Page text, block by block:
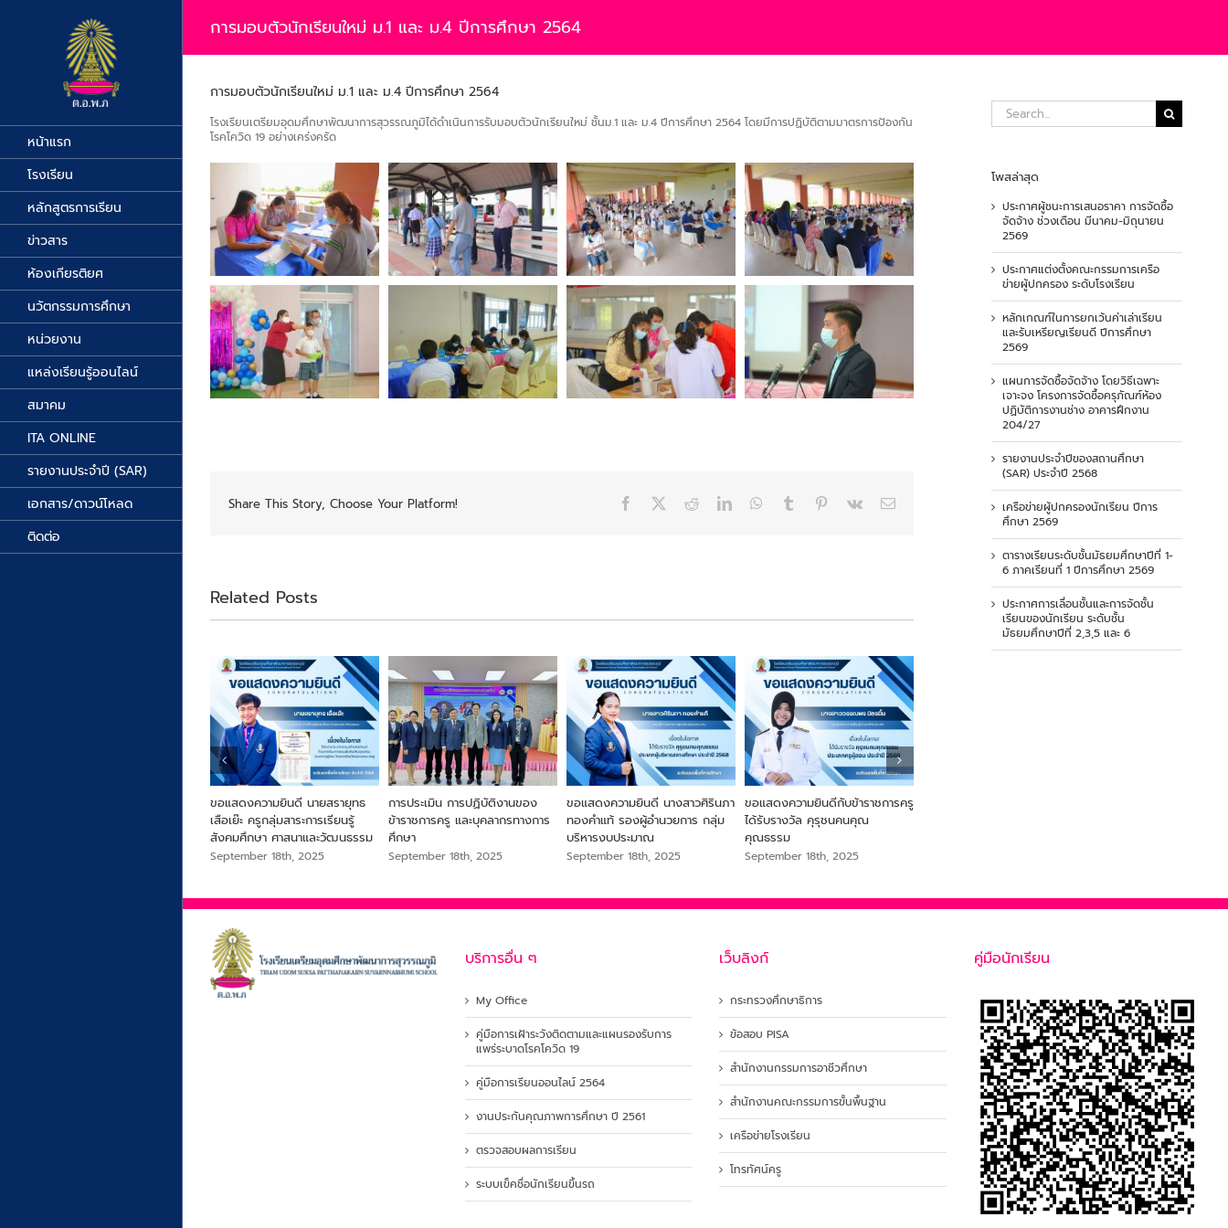
หน้าแรก
โรงเรียน
หลักสูตรการเรียน
ข่าวสาร
ห้องเกียรติยศ
นวัตกรรมการศึกษา
หน่วยงาน
แหล่งเรียนรู้ออนไลน์
สมาคม
ITA ONLINE
รายงานประจำปี (SAR)
เอกสาร/ดาวน์โหลด
ติดต่อ
การมอบตัวนักเรียนใหม่ ม.1 และ ม.4 ปีการศึกษา 2564
การมอบตัวนักเรียนใหม่ ม.1 และ ม.4 ปีการศึกษา 2564
โรงเรียนเตรียมอุดมศึกษาพัฒนาการสุวรรณภูมิได้ดำเนินการรับมอบตัวนักเรียนใหม่ ชั้นม.1 และ ม.4 ปีการศึกษา 2564 โดยมีการปฏิบัติตามมาตรการป้องกัน
โรคโควิด 19 อย่างเคร่งครัด
Share This Story, Choose Your Platform! Facebook RedditLinkedInWhatsApp
Tumblr Pinterest
Vk Email
Related Posts
ขอแสดงความยินดี นายสรายุทธ
เสือเย๊ะ ครูกลุ่มสาระการเรียนรู้
สังคมศึกษา ศาสนาและวัฒนธรรม
September 18th, 2025
การประเมิน การปฏิบัติงานของ
ข้าราชการครู และบุคลากรทางการ
ศึกษา
September 18th, 2025
ขอแสดงความยินดี นางสาวศิรินภา
ทองคำแท้ รองผู้อำนวยการ กลุ่ม
บริหารงบประมาณ
September 18th, 2025
ขอแสดงความยินดีกับข้าราชการครู
ได้รับรางวัล คุรุชนคนคุณ
คุณธรรม
September 18th, 2025
Search
for:
โพสล่าสุด
ประกาศผู้ชนะการเสนอราคา การจัดซื้อ
จัดจ้าง ช่วงเดือน มีนาคม-มิถุนายน
2569
ประกาศแต่งตั้งคณะกรรมการเครือ
ข่ายผู้ปกครอง ระดับโรงเรียน
หลักเกณฑ์ในการยกเว้นค่าเล่าเรียน
และรับเหรียญเรียนดี ปีการศึกษา
2569
แผนการจัดซื้อจัดจ้าง โดยวิธีเฉพาะ
เจาะจง โครงการจัดซื้อครุภัณฑ์ห้อง
ปฏิบัติการงานช่าง อาคารฝึกงาน
204/27
รายงานประจำปีของสถานศึกษา
(SAR) ประจำปี 2568
เครือข่ายผู้ปกครองนักเรียน ปีการ
ศึกษา 2569
ตารางเรียนระดับชั้นมัธยมศึกษาปีที่ 1-
6 ภาคเรียนที่ 1 ปีการศึกษา 2569
ประกาศการเลื่อนชั้นและการจัดชั้น
เรียนของนักเรียน ระดับชั้น
มัธยมศึกษาปีที่ 2,3,5 และ 6
บริการอื่น ๆ
My Office
คู่มือการเฝ้าระวังติดตามและแผนรองรับการ
แพร่ระบาดโรคโควิด 19
คู่มือการเรียนออนไลน์ 2564
งานประกันคุณภาพการศึกษา ปี 2561
ตรวจสอบผลการเรียน
ระบบเข็คชื่อนักเรียนขึ้นรถ
เว็บลิงก์
กระทรวงศึกษาธิการ
ข้อสอบ PISA
สำนักงานกรรมการอาชีวศึกษา
สำนักงานคณะกรรมการขั้นพื้นฐาน
เครือข่ายโรงเรียน
โทรทัศน์ครู
คู่มือนักเรียน